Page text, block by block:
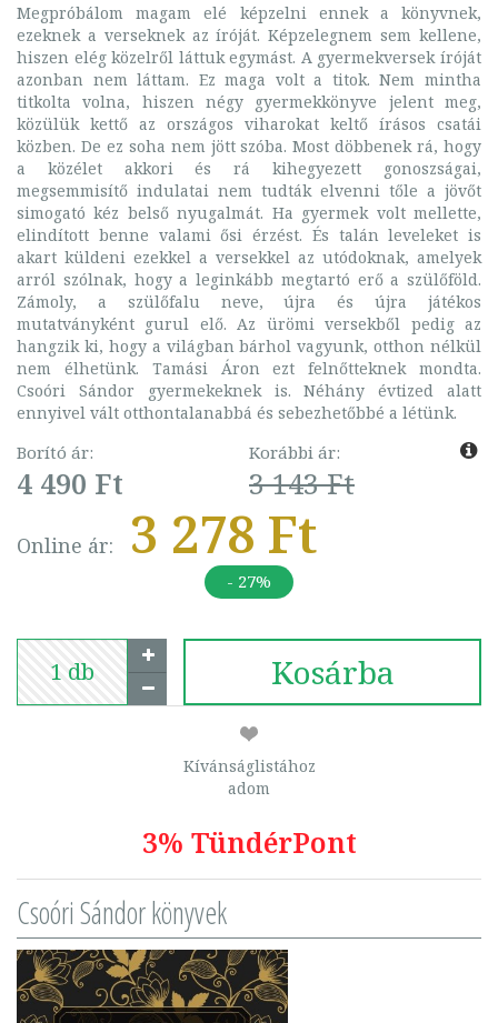
Megpróbálom magam elé képzelni ennek a könyvnek,
ezeknek a verseknek az íróját. Képzelegnem sem kellene,
hiszen elég közelről láttuk egymást. A gyermekversek íróját
azonban nem láttam. Ez maga volt a titok. Nem mintha
titkolta volna, hiszen négy gyermekkönyve jelent meg,
közülük kettő az országos viharokat keltő írásos csatái
közben. De ez soha nem jött szóba. Most döbbenek rá, hogy
a közélet akkori és rá kihegyezett gonoszságai,
megsemmisítő indulatai nem tudták elvenni tőle a jövőt
simogató kéz belső nyugalmát. Ha gyermek volt mellette,
elindított benne valami ősi érzést. És talán leveleket is
akart küldeni ezekkel a versekkel az utódoknak, amelyek
arról szólnak, hogy a leginkább megtartó erő a szülőföld.
Zámoly, a szülőfalu neve, újra és újra játékos
mutatványként gurul elő. Az ürömi versekből pedig az
hangzik ki, hogy a világban bárhol vagyunk, otthon nélkül
nem élhetünk. Tamási Áron ezt felnőtteknek mondta.
Csoóri Sándor gyermekeknek is. Néhány évtized alatt
ennyivel vált otthontalanabbá és sebezhetőbbé a létünk.
Borító ár:
4 490 Ft
Korábbi ár:
3 143 Ft
Online ár: 3 278 Ft
- 27%
Kosárba
Kívánságlistához
adom
3% TündérPont
Csoóri Sándor könyvek